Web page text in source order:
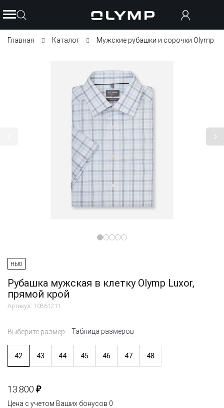
Главная Каталог Мужские рубашки и сорочки Olymp
НЬЮ
Рубашка мужская в клетку Olymp Luxor,
прямой крой
Артикул: 10861211
Выберите размер: Таблица размеров
42 43 44 45 46 47 48
13.800 ₽
Цена с учетом Ваших бонусов 0